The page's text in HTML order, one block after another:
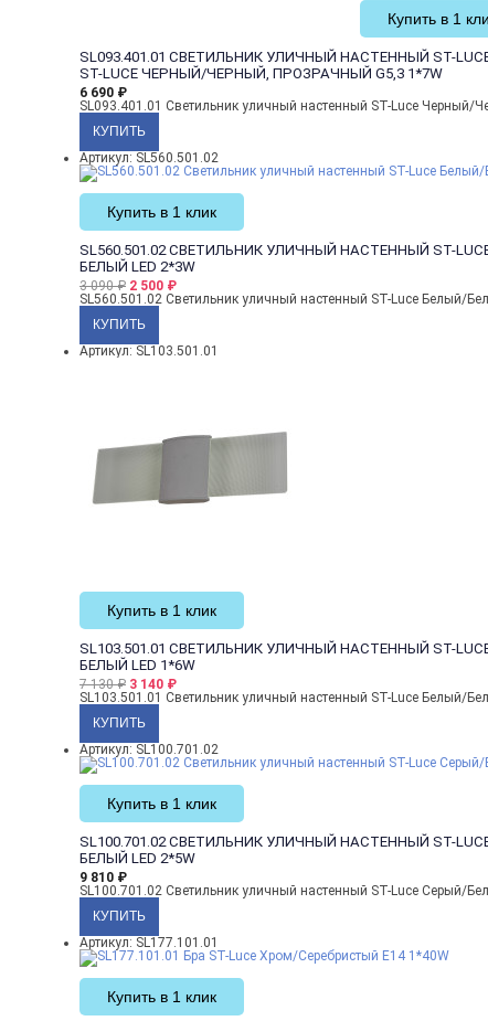
Купить в 1
SL093.401.01 СВЕТИЛЬНИК УЛИЧНЫЙ НАСТЕННЫЙ ST-
ST-LUCE ЧЕРНЫЙ/ЧЕРНЫЙ, ПРОЗРАЧНЫЙ G5,3 1*7W
6 690 ₽
SL093.401.01 Светильник уличный настенный ST-Luce Черный/
Артикул: SL560.501.02
Купить в 1 клик
SL560.501.02 СВЕТИЛЬНИК УЛИЧНЫЙ НАСТЕННЫЙ ST-
БЕЛЫЙ LED 2*3W
3 090₽ 2 500 ₽
SL560.501.02 Светильник уличный настенный ST-Luce Белый/
Артикул: SL103.501.01
Купить в 1 клик
SL103.501.01 СВЕТИЛЬНИК УЛИЧНЫЙ НАСТЕННЫЙ ST-
БЕЛЫЙ LED 1*6W
7 130₽ 3 140 ₽
SL103.501.01 Светильник уличный настенный ST-Luce Белый/
Артикул: SL100.701.02
Купить в 1 клик
SL100.701.02 СВЕТИЛЬНИК УЛИЧНЫЙ НАСТЕННЫЙ ST-
БЕЛЫЙ LED 2*5W
9 810 ₽
SL100.701.02 Светильник уличный настенный ST-Luce Серый/
Артикул: SL177.101.01
Купить в 1 клик